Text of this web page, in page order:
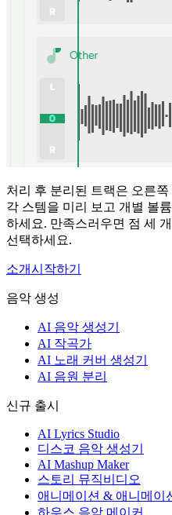
처리 후 분리된 트랙은 오른
각 스템을 미리 보고 개별 볼
하세요. 만족스러우면 점 세
선택하세요.
소개시작하기
음악 생성
AI 음악 생성기
AI 작곡가
AI 노래 커버 생성기
AI 음원 분리
신규 출시
AI Lyrics Studio
디스코 음악 생성기
AI Mashup Maker
스토리 뮤직비디오
애니메이션 & 애니메이